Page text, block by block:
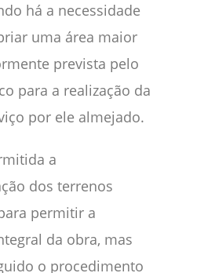
há a necessidade
uma área maior
prevista pelo
para a realização da
por ele almejado.
a
dos terrenos
permitir a
da obra, mas
o procedimento